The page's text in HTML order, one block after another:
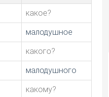
какое?
малодушное
какого?
малодушного
какому?